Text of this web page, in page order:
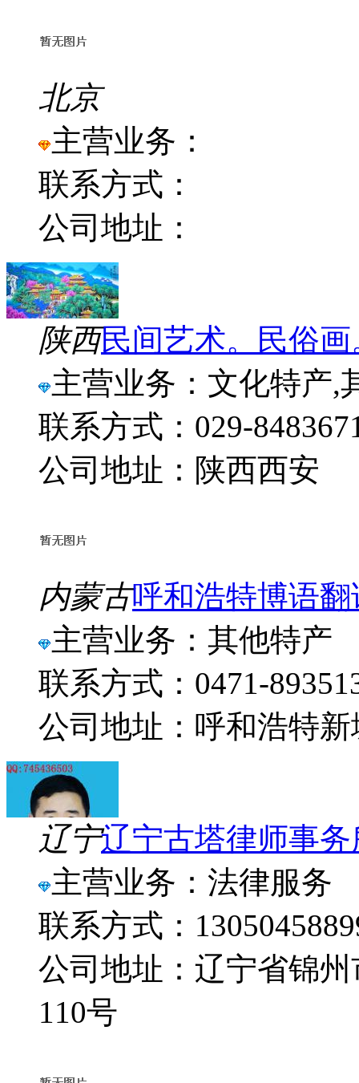
北京
主营业务：
联系方式：
公司地址：
陕西民间艺术。民俗
主营业务：文化特产,
联系方式：029-
公司地址：陕西西安
内蒙古呼和浩特博语
主营业务：其他特产
联系方式：0471-
公司地址：呼和浩特新
辽宁辽宁古塔律师事务
主营业务：法律服务
联系方式：
公司地址：辽宁省锦
110号